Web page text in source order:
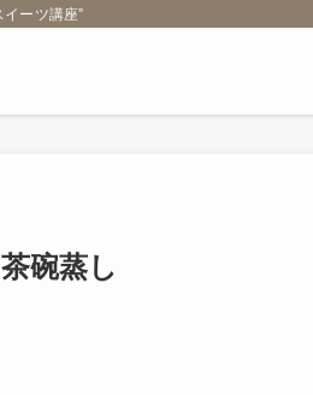
ーツ講座”
碗蒸し